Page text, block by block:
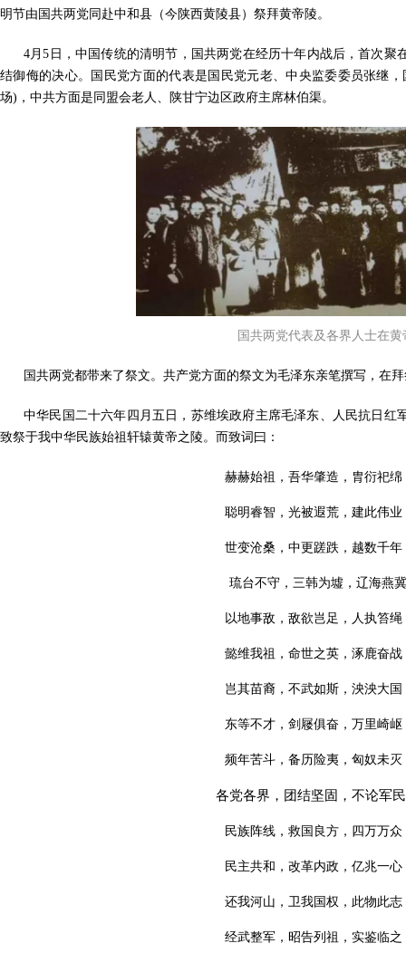
明节由国共两党同赴中和县（今陕西黄陵县）祭拜黄帝陵。
4月5日，中国传统的清明节，国共两党在经历十年内战后，首次
结御侮的决心。国民党方面的代表是国民党元老、中央监委委员张继
场)，中共方面是同盟会老人、陕甘宁边区政府主席林伯渠。
国共两党代表及各界人士在
国共两党都带来了祭文。共产党方面的祭文为毛泽东亲笔撰写，在
中华民国二十六年四月五日，苏维埃政府主席毛泽东、人民抗日红
致祭于我中华民族始祖轩辕黄帝之陵。而致词曰：
赫赫始祖，吾华肇造，胄衍祀
聪明睿智，光被遐荒，建此伟
世变沧桑，中更蹉跌，越数千
琉台不守，三韩为墟，辽海燕
以地事敌，敌欲岂足，人执笞
懿维我祖，命世之英，涿鹿奋
岂其苗裔，不武如斯，泱泱大
东等不才，剑屦俱奋，万里崎
频年苦斗，备历险夷，匈奴未
各党各界，团结坚固，不论军
民族阵线，救国良方，四万万
民主共和，改革内政，亿兆一
还我河山，卫我国权，此物此
经武整军，昭告列祖，实鉴临